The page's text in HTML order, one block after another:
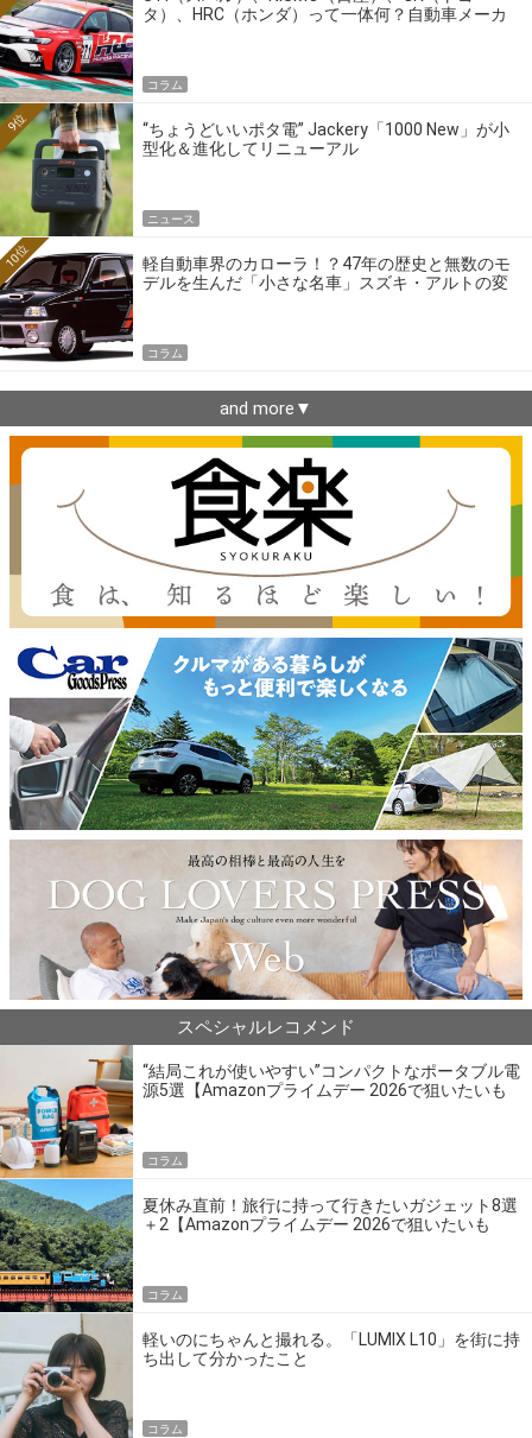
タ）、HRC（ホンダ）って一体何？自動車メーカ
コラム
“ちょうどいいポタ電” Jackery「1000 New」が小
型化＆進化してリニューアル
9位
ニュース
軽自動車界のカローラ！？47年の歴史と無数のモ
デルを生んだ「小さな名車」スズキ・アルトの変
10位
コラム
and more▼
スペシャルレコメンド
“結局これが使いやすい”コンパクトなポータブル電
源5選【Amazonプライムデー 2026で狙いたいも
コラム
夏休み直前！旅行に持って行きたいガジェット8選
＋2【Amazonプライムデー 2026で狙いたいも
コラム
軽いのにちゃんと撮れる。「LUMIX L10」を街に持
ち出して分かったこと
コラム